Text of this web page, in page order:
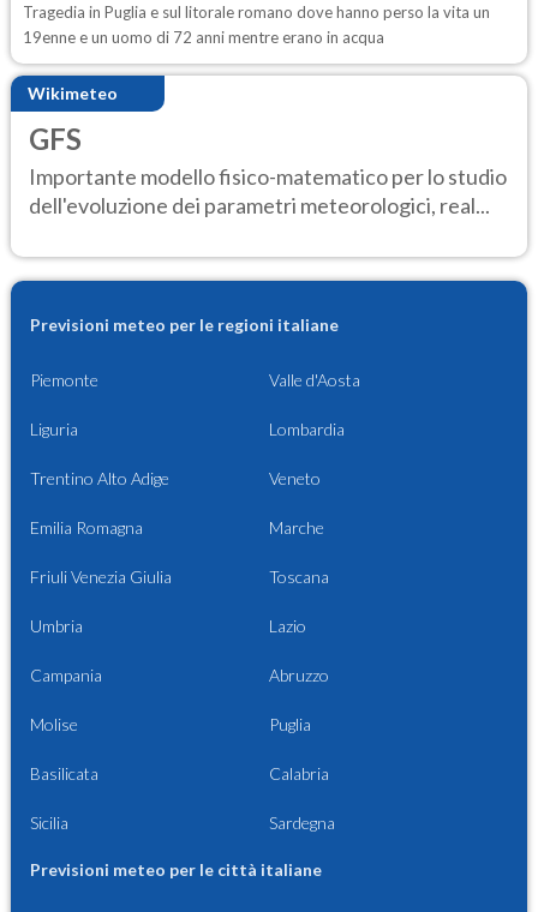
Tragedia in Puglia e sul litorale romano dove hanno perso la vita un
19enne e un uomo di 72 anni mentre erano in acqua
Wikimeteo
GFS
Importante modello fisico-matematico per lo studio
dell'evoluzione dei parametri meteorologici, real...
Previsioni meteo per le regioni italiane
Piemonte Valle d'Aosta
Liguria Lombardia
Trentino Alto Adige Veneto
Emilia Romagna Marche
Friuli Venezia Giulia Toscana
Umbria Lazio
Campania Abruzzo
Molise Puglia
Basilicata Calabria
Sicilia Sardegna
Previsioni meteo per le città italiane